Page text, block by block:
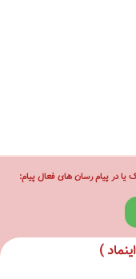
یا در پیام رسان های فعال پیام:
)